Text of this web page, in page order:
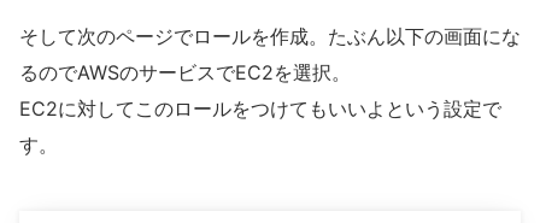
そして次のページでロールを作成。たぶん以下の画面にな
るのでAWSのサービスでEC2を選択。
EC2に対してこのロールをつけてもいいよという設定で
す。